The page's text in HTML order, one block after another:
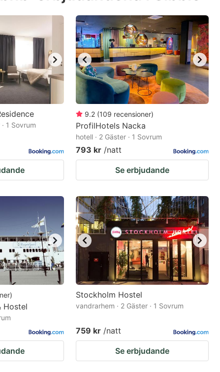
mark
key
to
get
the
keyboard
shortcuts
for
changing
dates.
1 Sovrum
9.2 (109 recensioner)
ProfilHotels Nacka
hotell · 2 Gäster · 1 Sovrum
793 kr /natt
Se erbjudande
)
Hostel
Stockholm Hostel
vandrarhem · 2 Gäster · 1 Sovrum
759 kr /natt
Se erbjudande